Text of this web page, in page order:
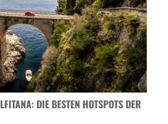
DIE BESTEN HOTSPOTS DER A